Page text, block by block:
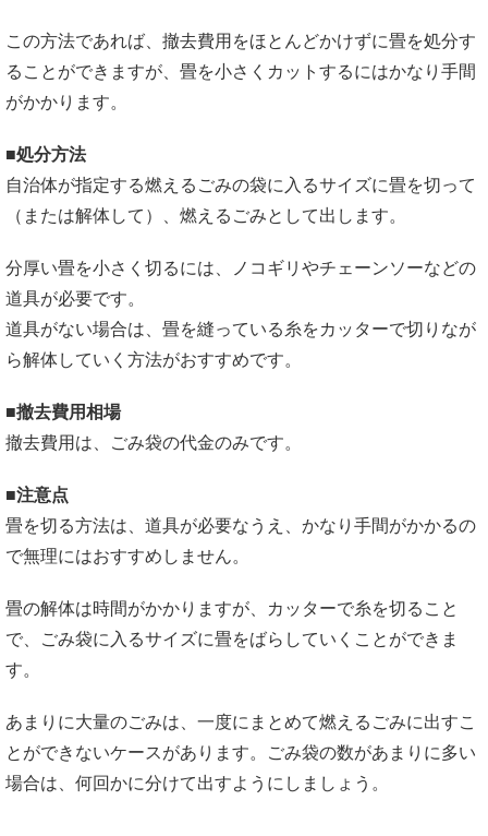
この方法であれば、撤去費用をほとんどかけずに畳を処分す
ることができますが、畳を小さくカットするにはかなり手間
がかかります。
■処分方法
自治体が指定する燃えるごみの袋に入るサイズに畳を切って
（または解体して）、燃えるごみとして出します。
分厚い畳を小さく切るには、ノコギリやチェーンソーなどの
道具が必要です。
道具がない場合は、畳を縫っている糸をカッターで切りなが
ら解体していく方法がおすすめです。
■撤去費用相場
撤去費用は、ごみ袋の代金のみです。
■注意点
畳を切る方法は、道具が必要なうえ、かなり手間がかかるの
で無理にはおすすめしません。
畳の解体は時間がかかりますが、カッターで糸を切ること
で、ごみ袋に入るサイズに畳をばらしていくことができま
す。
あまりに大量のごみは、一度にまとめて燃えるごみに出すこ
とができないケースがあります。ごみ袋の数があまりに多い
場合は、何回かに分けて出すようにしましょう。